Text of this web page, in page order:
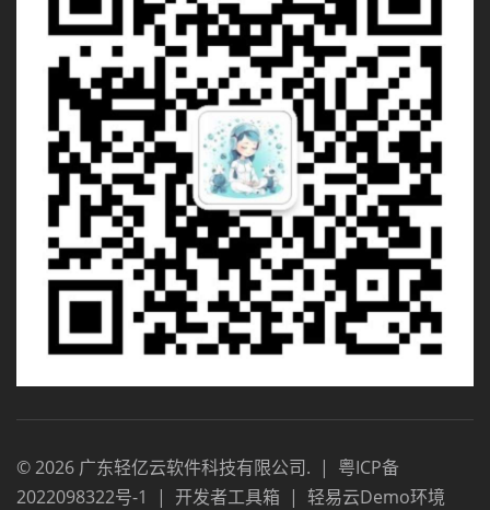
©2026 广东轻亿云软件科技有限公司. | 粤ICP备
2022098322号-1
| 开发者工具箱 | 轻易云Demo环境